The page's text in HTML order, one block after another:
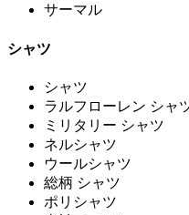
サーマル
シャツ
シャツ
ラルフローレン シャ
ミリタリー シャツ
ネルシャツ
ウールシャツ
総柄 シャツ
ポリシャツ